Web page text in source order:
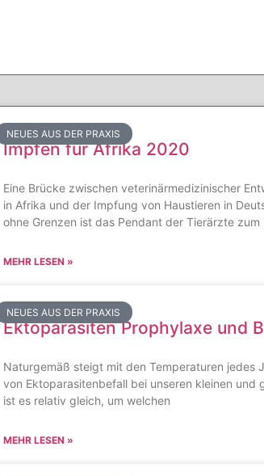
NEUES AUS DER PRAXIS
Impfen für Afrika 2020
Eine Brücke zwischen veterinärmedizinischer
in Afrika und der Impfung von Haustieren in
ohne Grenzen ist das Pendant der Tierärzte zum
MEHR LESEN »
NEUES AUS DER PRAXIS
Ektoparasiten Prophylaxe und
Naturgemäß steigt mit den Temperaturen jedes
von Ektoparasitenbefall bei unseren kleinen und
ist es relativ gleich, um welchen
MEHR LESEN »